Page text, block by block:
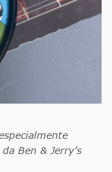
Ben & Jerry’s